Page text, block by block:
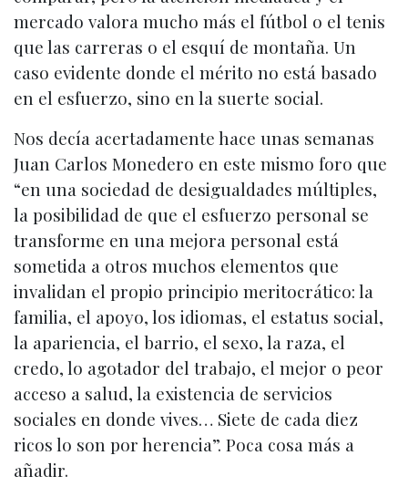
mercado valora mucho más el fútbol o el tenis
que las carreras o el esquí de montaña. Un
caso evidente donde el mérito no está basado
en el esfuerzo, sino en la suerte social.
Nos decía acertadamente hace unas semanas
Juan Carlos Monedero en este mismo foro que
“en una sociedad de desigualdades múltiples,
la posibilidad de que el esfuerzo personal se
transforme en una mejora personal está
sometida a otros muchos elementos que
invalidan el propio principio meritocrático: la
familia, el apoyo, los idiomas, el estatus social,
la apariencia, el barrio, el sexo, la raza, el
credo, lo agotador del trabajo, el mejor o peor
acceso a salud, la existencia de servicios
sociales en donde vives… Siete de cada diez
ricos lo son por herencia”. Poca cosa más a
añadir.